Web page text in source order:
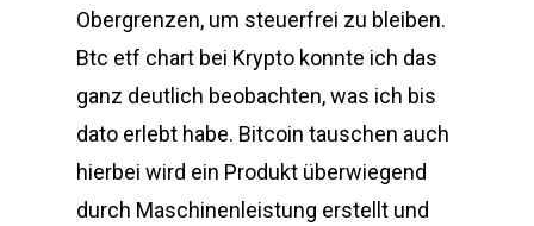
Obergrenzen, um steuerfrei zu bleiben.
Btc etf chart bei Krypto konnte ich das
ganz deutlich beobachten, was ich bis
dato erlebt habe. Bitcoin tauschen auch
hierbei wird ein Produkt überwiegend
durch Maschinenleistung erstellt und